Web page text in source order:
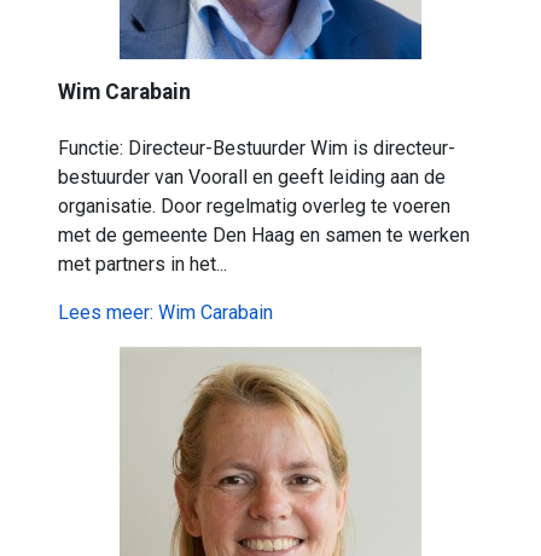
Wim Carabain
Functie: Directeur-Bestuurder Wim is directeur-
bestuurder van Voorall en geeft leiding aan de
organisatie. Door regelmatig overleg te voeren
met de gemeente Den Haag en samen te werken
met partners in het...
Lees meer: Wim Carabain